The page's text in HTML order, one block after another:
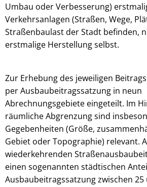
Umbau oder Verbesserung)
Verkehrsanlagen (Straßen, Wege,
Straßenbaulast der Stadt befinden,
erstmalige Herstellung selbst.
Zur Erhebung des jeweiligen
per Ausbaubeitragssatzung in neun
Abrechnungsgebiete eingeteilt. Im
räumliche Abgrenzung sind
Gegebenheiten (Größe,
Gebiet oder Topographie) relevant.
wiederkehrenden
einen sogenannten städtischen
Ausbaubeitragssatzung zwischen